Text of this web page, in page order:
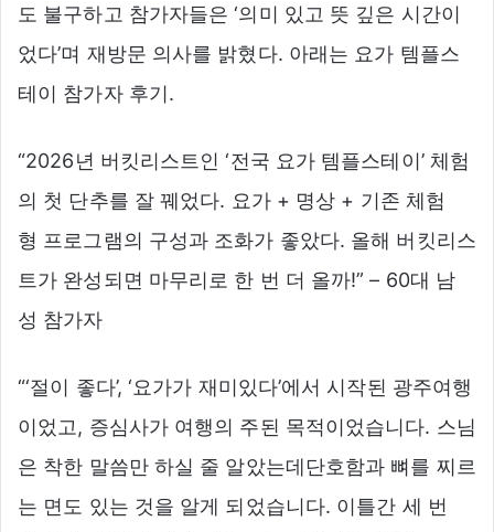
도 불구하고 참가자들은 ‘의미 있고 뜻 깊은 시간이
었다’며 재방문 의사를 밝혔다. 아래는 요가 템플스
테이 참가자 후기.
“2026년 버킷리스트인 ‘전국 요가 템플스테이’ 체험
의 첫 단추를 잘 꿰었다. 요가 + 명상 + 기존 체험
형 프로그램의 구성과 조화가 좋았다. 올해 버킷리스
트가 완성되면 마무리로 한 번 더 올까!” – 60대 남
성 참가자
“‘절이 좋다’, ‘요가가 재미있다’에서 시작된 광주여행
이었고, 증심사가 여행의 주된 목적이었습니다. 스님
은 착한 말씀만 하실 줄 알았는데단호함과 뼈를 찌르
는 면도 있는 것을 알게 되었습니다. 이틀간 세 번